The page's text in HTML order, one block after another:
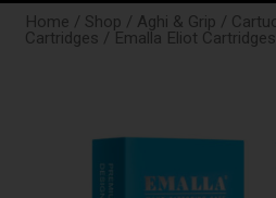
Home / Shop / Aghi & Grip /
Cartridges / Emalla Eliot